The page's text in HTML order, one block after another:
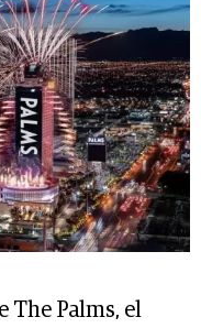
The Palms, el